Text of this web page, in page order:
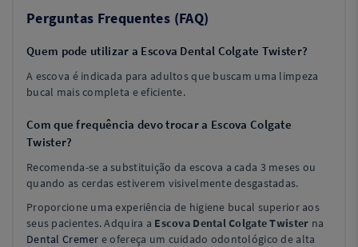
Perguntas Frequentes (FAQ)
Quem pode utilizar a Escova Dental Colgate Twister?
A escova é indicada para adultos que buscam uma limpeza
bucal mais completa e eficiente.
Com que frequência devo trocar a Escova Colgate
Twister?
Recomenda-se a substituição da escova a cada 3 meses ou
quando as cerdas estiverem visivelmente desgastadas.
Proporcione uma experiência de higiene bucal superior aos
seus pacientes. Adquira a Escova Dental Colgate Twister na
Dental Cremer e ofereça um cuidado odontológico de alta